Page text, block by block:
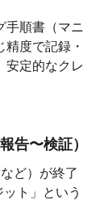
手順書（マニ
度で記録・
安定的なクレ
告〜検証）
ど）が終了
ト」という